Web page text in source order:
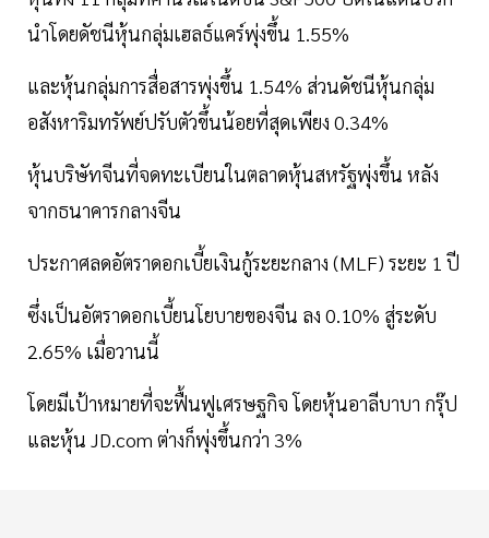
นำโดยดัชนีหุ้นกลุ่มเฮลธ์แคร์พุ่งขึ้น 1.55%
และหุ้นกลุ่มการสื่อสารพุ่งขึ้น 1.54% ส่วนดัชนีหุ้นกลุ่ม
อสังหาริมทรัพย์ปรับตัวขึ้นน้อยที่สุดเพียง 0.34%
หุ้นบริษัทจีนที่จดทะเบียนในตลาดหุ้นสหรัฐพุ่งขึ้น หลัง
จากธนาคารกลางจีน
ประกาศลดอัตราดอกเบี้ยเงินกู้ระยะกลาง (MLF) ระยะ 1 ปี
ซึ่งเป็นอัตราดอกเบี้ยนโยบายของจีน ลง 0.10% สู่ระดับ
2.65% เมื่อวานนี้
โดยมีเป้าหมายที่จะฟื้นฟูเศรษฐกิจ โดยหุ้นอาลีบาบา กรุ๊ป
และหุ้น JD.com ต่างก็พุ่งขึ้นกว่า 3%